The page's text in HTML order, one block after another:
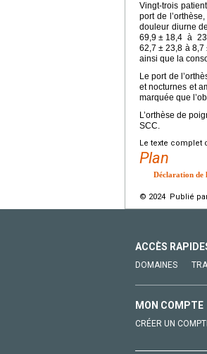
Vingt-trois
port de
douleur diurne
69,9 ± 18,4 à
62,7 ± 23,8 à 8,7
ainsi que la
Le port de
et nocturnes et
marquée que
L’orthèse de
SCC.
Le texte complet
Plan
Déclaration de
© 2024 Publié
ACCÈS
DOMAINES
MON COMPTE
CRÉER UN